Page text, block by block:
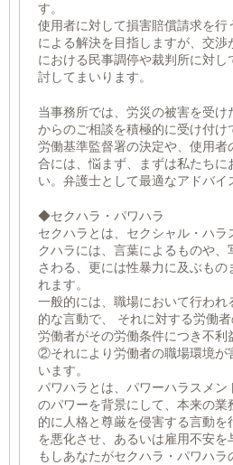
す。
使用者に対して損害賠償請求を行
による解決を目指しますが、交
における民事調停や裁判所に対し
討してまいります。
当事務所では、労災の被害を受
からのご相談を積極的に受け付け
労働基準監督署の決定や、使用
合には、悩まず、まずは私たちに
い。弁護士として最適なアドバイ
◆セクハラ・パワハラ
セクハラとは、セクシャル・ハラ
クハラには、言葉によるものや、
さわる、更には性暴力に及ぶもの
れます。
一般的には、職場において行われ
的な言動で、 それに対する労働
労働者がその労働条件につき不利
②それにより労働者の職場環境が
います。
パワハラとは、パワーハラスメ
のパワーを背景にして、本来の
的に人格と尊厳を侵害する言動
を悪化させ、あるいは雇用不安を
もしあなたがセクハラ・パワハ